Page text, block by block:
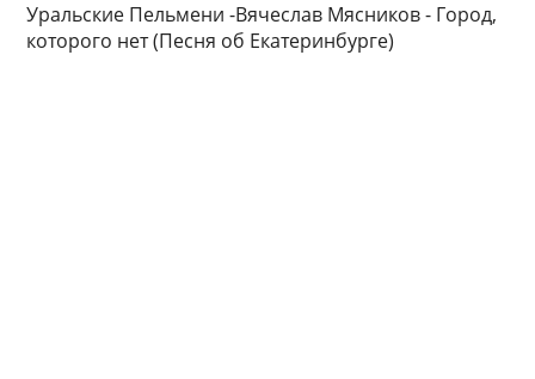
Уральские Пельмени -Вячеслав Мясников - Город,
которого нет (Песня об Екатеринбурге)